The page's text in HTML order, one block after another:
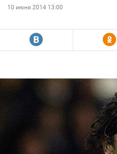
10 июня 2014 13:00
R Y